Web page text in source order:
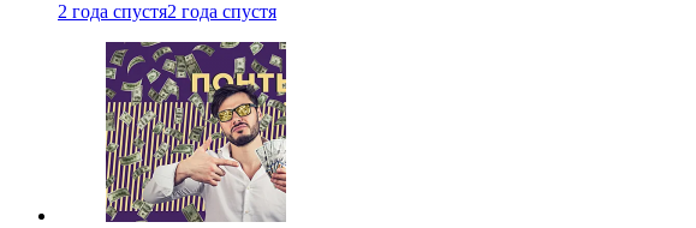
2 года спустя2 года спустя